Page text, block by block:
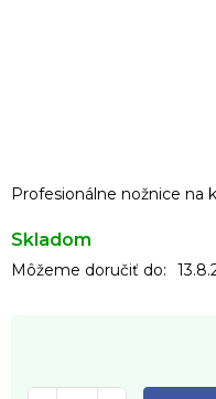
Profesionálne nožnice na
Skladom
Môžeme doručiť do: